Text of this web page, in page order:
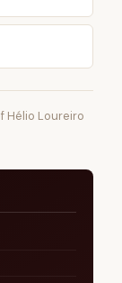
Hélio Loureiro